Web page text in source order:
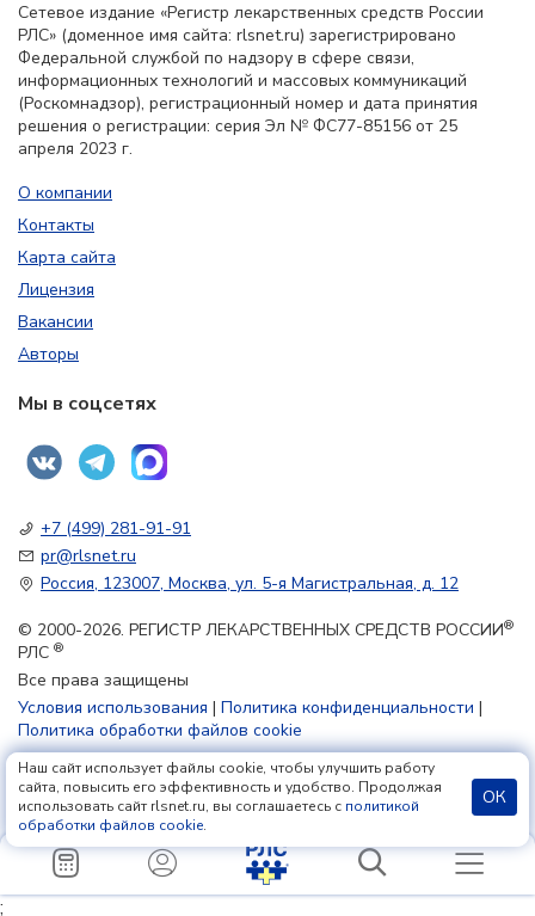
Сетевое издание «Регистр лекарственных средств России
РЛС» (доменное имя сайта: rlsnet.ru) зарегистрировано
Федеральной службой по надзору в сфере связи,
информационных технологий и массовых коммуникаций
(Роскомнадзор), регистрационный номер и дата принятия
решения о регистрации: серия Эл № ФС77-85156 от 25
апреля 2023 г.
О компании
Контакты
Карта сайта
Лицензия
Вакансии
Авторы
Мы в соцсетях
+7 (499) 281-91-91
pr@rlsnet.ru
Россия, 123007, Москва, ул. 5-я Магистральная, д. 12
© 2000-2026. РЕГИСТР ЛЕКАРСТВЕННЫХ СРЕДСТВ РОССИИ®
РЛС ®
Все права защищены
Условия использования | Политика конфиденциальности |
Политика обработки файлов cookie
18+
Наш сайт использует файлы cookie, чтобы улучшить работу
сайта, повысить его эффективность и удобство. Продолжая
использовать сайт rlsnet.ru, вы соглашаетесь с политикой
обработки файлов cookie.
ОК
;